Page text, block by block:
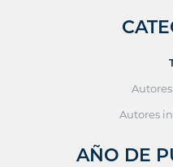
Autores
AÑO DE